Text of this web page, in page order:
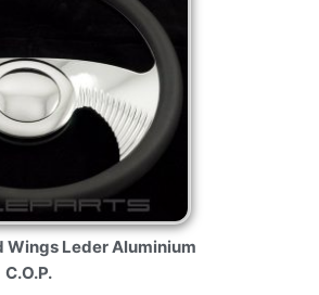
Wings Leder Aluminium
C.O.P.